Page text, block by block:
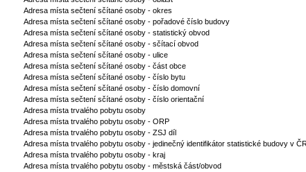
Adresa místa sečtení sčítané osoby - okres
Adresa místa sečtení sčítané osoby - pořadové číslo budovy
Adresa místa sečtení sčítané osoby - statistický obvod
Adresa místa sečtení sčítané osoby - sčítací obvod
Adresa místa sečtení sčítané osoby - ulice
Adresa místa sečtení sčítané osoby - část obce
Adresa místa sečtení sčítané osoby - číslo bytu
Adresa místa sečtení sčítané osoby - číslo domovní
Adresa místa sečtení sčítané osoby - číslo orientační
Adresa místa trvalého pobytu osoby
Adresa místa trvalého pobytu osoby - ORP
Adresa místa trvalého pobytu osoby - ZSJ díl
Adresa místa trvalého pobytu osoby - jedinečný identifikátor statistické budovy v
Adresa místa trvalého pobytu osoby - kraj
Adresa místa trvalého pobytu osoby - městská část/obvod